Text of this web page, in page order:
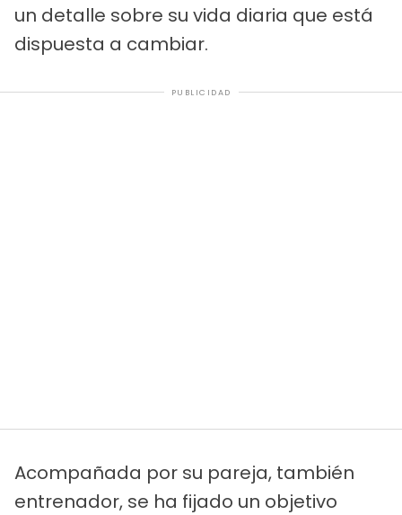
un detalle sobre su vida diaria que está
dispuesta a cambiar.
PUBLICIDAD
Acompañada por su pareja, también
entrenador, se ha fijado un objetivo